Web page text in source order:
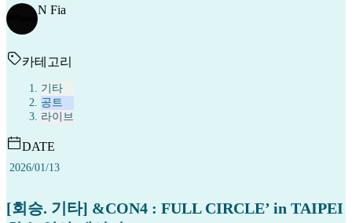
N Fia
카테고리
기타
공트
라이브
DATE
2026/01/13
[회승. 기타] &CON4 : FULL CIRCLE’ in TAIPEI